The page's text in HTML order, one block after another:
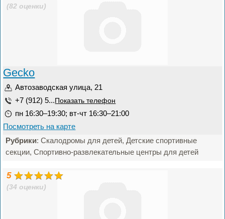
(82 оценки)
Gecko
Автозаводская улица, 21
+7 (912) 5... Показать телефон
пн 16:30–19:30; вт-чт 16:30–21:00
Посмотреть на карте
Рубрики: Скалодромы для детей, Детские спортивные
секции, Спортивно-развлекательные центры для детей
5
(34 оценки)